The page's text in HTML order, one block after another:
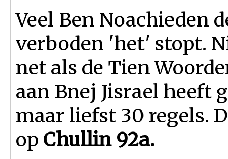
Veel Ben Noachieden
verboden 'het' stopt.
net als de Tien
aan Bnej Jisrael heeft
maar liefst 30 regels.
op Chullin 92a.